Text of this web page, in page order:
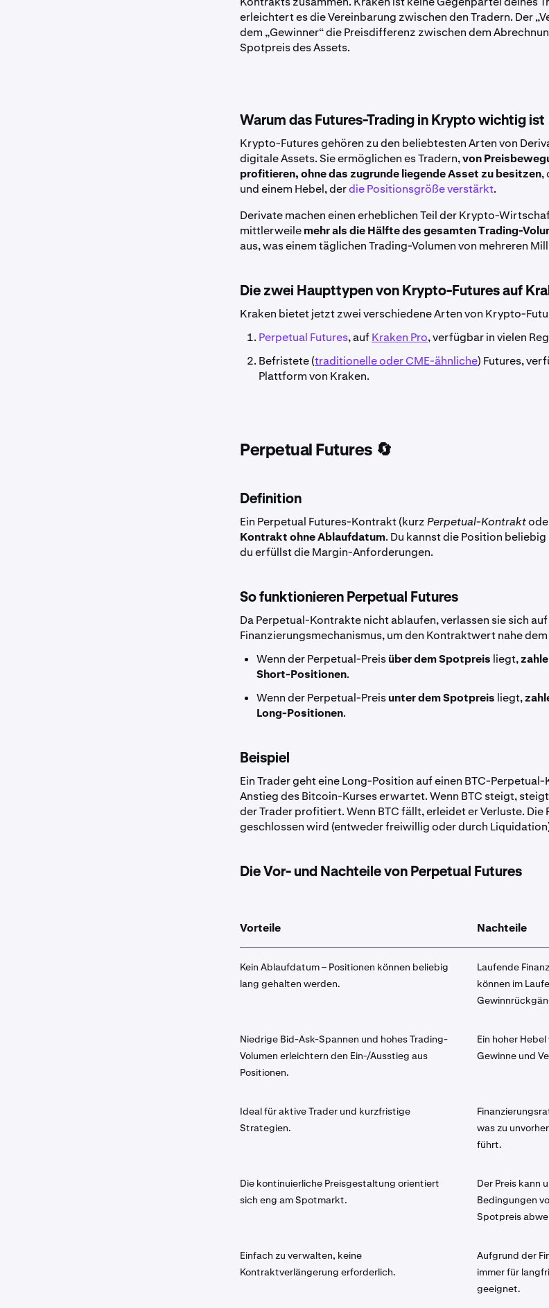
erleichtert es die Vereinbarung zwischen den Tradern. Der
dem „Gewinner“ die Preisdifferenz zwischen dem
Spotpreis des Assets.
Warum das Futures-Trading in Krypto wichtig ist
Krypto-Futures gehören zu den beliebtesten Arten von
digitale Assets. Sie ermöglichen es Tradern,von
profitieren, ohne das zugrunde liegende Asset zu besitzen,
und einem Hebel, derdie Positionsgröße verstärkt.
Derivate machen einen erheblichen Teil der Krypto-
mittlerweilemehr als die Hälfte des gesamten Trading-
aus, was einem täglichen Trading-Volumen von mehreren
Die zwei Haupttypen von Krypto-Futures auf
Kraken bietet jetzt zwei verschiedene Arten von Krypto-
Perpetual Futures, aufKraken Pro, verfügbar in vielen
Befristete (traditionelle oder CME-ähnliche) Futures,
Plattform von Kraken.
Perpetual Futures 🔄
Definition
Ein Perpetual Futures-Kontrakt (kurzPerpetual-Kontrakt
Kontrakt ohne Ablaufdatum. Du kannst die Position
du erfüllst die Margin-Anforderungen.
So funktionieren Perpetual Futures
Da Perpetual-Kontrakte nicht ablaufen, verlassen sie sich auf
Finanzierungsmechanismus, um den Kontraktwert nahe
Wenn der Perpetual-Preisüber dem Spotpreis liegt,
Short-Positionen.
Wenn der Perpetual-Preisunter dem Spotpreis liegt,
Long-Positionen.
Beispiel
Ein Trader geht eine Long-Position auf einen BTC-
Anstieg des Bitcoin-Kurses erwartet. Wenn BTC steigt,
der Trader profitiert. Wenn BTC fällt, erleidet er Verluste.
geschlossen wird (entweder freiwillig oder durch
Die Vor- und Nachteile von Perpetual Futures
Vorteile Nachteile
Kein Ablaufdatum – Positionen können beliebig
lang gehalten werden.
Laufende
können im
Niedrige Bid-Ask-Spannen und hohes Trading-
Volumen erleichtern den Ein-/Ausstieg aus
Positionen.
Ein hoher
Gewinne und
Ideal für aktive Trader und kurzfristige
Strategien.
was zu
führt.
Die kontinuierliche Preisgestaltung orientiert
sich eng am Spotmarkt.
Der Preis kann
Bedingungen
Spotpreis
Einfach zu verwalten, keine
Kontraktverlängerung erforderlich.
Aufgrund der
immer für
geeignet.